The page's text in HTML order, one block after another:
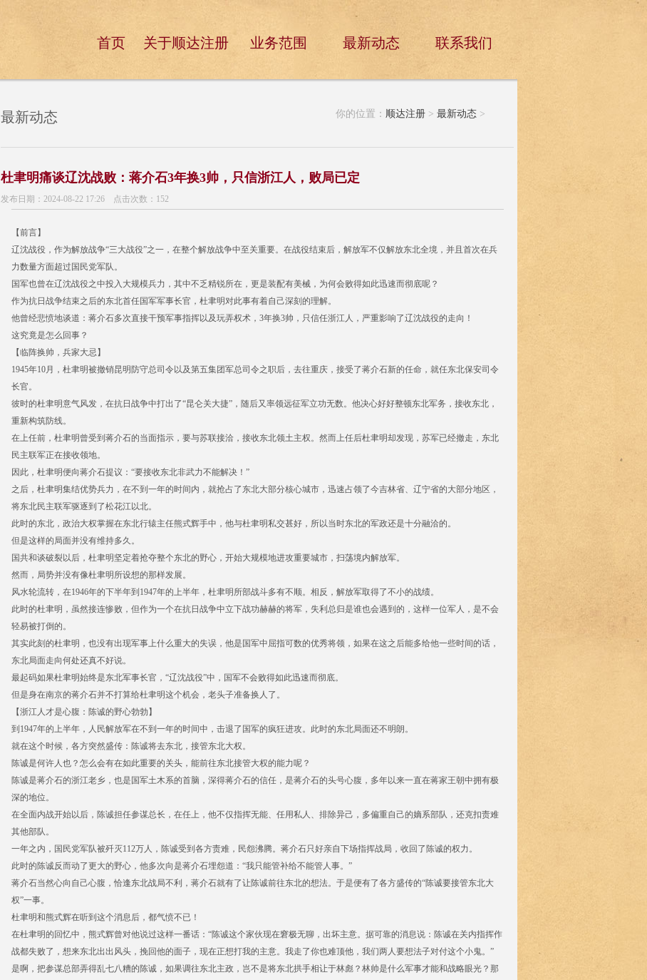
首页 关于顺达注册 业务范围 最新动态 联系我们
最新动态 你的位置： 顺达注册 > 最新动态 >
杜聿明痛谈辽沈战败：蒋介石3年换3帅，只信浙江人，败局已定
发布日期：2024-08-22 17:26 点击次数：152
【前言】
辽沈战役，作为解放战争“三大战役”之一，在整个解放战争中至关重要。在战役结束后，解放军不仅解放东北全境，并且首次在兵
力数量方面超过国民党军队。
国军也曾在辽沈战役之中投入大规模兵力，其中不乏精锐所在，更是装配有美械，为何会败得如此迅速而彻底呢？
作为抗日战争结束之后的东北首任国军军事长官，杜聿明对此事有着自己深刻的理解。
他曾经悲愤地谈道：蒋介石多次直接干预军事指挥以及玩弄权术，3年换3帅，只信任浙江人，严重影响了辽沈战役的走向！
这究竟是怎么回事？
【临阵换帅，兵家大忌】
1945年10月，杜聿明被撤销昆明防守总司令以及第五集团军总司令之职后，去往重庆，接受了蒋介石新的任命，就任东北保安司令
长官。
彼时的杜聿明意气风发，在抗日战争中打出了“昆仑关大捷”，随后又率领远征军立功无数。他决心好好整顿东北军务，接收东北，
重新构筑防线。
在上任前，杜聿明曾受到蒋介石的当面指示，要与苏联接洽，接收东北领土主权。然而上任后杜聿明却发现，苏军已经撤走，东北
民主联军正在接收领地。
因此，杜聿明便向蒋介石提议：“要接收东北非武力不能解决！”
之后，杜聿明集结优势兵力，在不到一年的时间内，就抢占了东北大部分核心城市，迅速占领了今吉林省、辽宁省的大部分地区，
将东北民主联军驱逐到了松花江以北。
此时的东北，政治大权掌握在东北行辕主任熊式辉手中，他与杜聿明私交甚好，所以当时东北的军政还是十分融洽的。
但是这样的局面并没有维持多久。
国共和谈破裂以后，杜聿明坚定着抢夺整个东北的野心，开始大规模地进攻重要城市，扫荡境内解放军。
然而，局势并没有像杜聿明所设想的那样发展。
风水轮流转，在1946年的下半年到1947年的上半年，杜聿明所部战斗多有不顺。相反，解放军取得了不小的战绩。
此时的杜聿明，虽然接连惨败，但作为一个在抗日战争中立下战功赫赫的将军，失利总归是谁也会遇到的，这样一位军人，是不会
轻易被打倒的。
其实此刻的杜聿明，也没有出现军事上什么重大的失误，他是国军中屈指可数的优秀将领，如果在这之后能多给他一些时间的话，
东北局面走向何处还真不好说。
最起码如果杜聿明始终是东北军事长官，“辽沈战役”中，国军不会败得如此迅速而彻底。
但是身在南京的蒋介石并不打算给杜聿明这个机会，老头子准备换人了。
【浙江人才是心腹：陈诚的野心勃勃】
到1947年的上半年，人民解放军在不到一年的时间中，击退了国军的疯狂进攻。此时的东北局面还不明朗。
就在这个时候，各方突然盛传：陈诚将去东北，接管东北大权。
陈诚是何许人也？怎么会有在如此重要的关头，能前往东北接管大权的能力呢？
陈诚是蒋介石的浙江老乡，也是国军土木系的首脑，深得蒋介石的信任，是蒋介石的头号心腹，多年以来一直在蒋家王朝中拥有极
深的地位。
在全面内战开始以后，陈诚担任参谋总长，在任上，他不仅指挥无能、任用私人、排除异己，多偏重自己的嫡系部队，还克扣责难
其他部队。
一年之内，国民党军队被歼灭112万人，陈诚受到各方责难，民怨沸腾。蒋介石只好亲自下场指挥战局，收回了陈诚的权力。
此时的陈诚反而动了更大的野心，他多次向是蒋介石埋怨道：“我只能管补给不能管人事。”
蒋介石当然心向自己心腹，恰逢东北战局不利，蒋介石就有了让陈诚前往东北的想法。于是便有了各方盛传的“陈诚要接管东北大
权”一事。
杜聿明和熊式辉在听到这个消息后，都气愤不已！
在杜聿明的回忆中，熊式辉曾对他说过这样一番话：“陈诚这个家伙现在窘极无聊，出坏主意。据可靠的消息说：陈诚在关内指挥作
战都失败了，想来东北出出风头，挽回他的面子，现在正想打我的主意。我走了你也难顶他，我们两人要想法子对付这个小鬼。”
是啊，把参谋总部弄得乱七八糟的陈诚，如果调往东北主政，岂不是将东北拱手相让于林彪？林帅是什么军事才能和战略眼光？那